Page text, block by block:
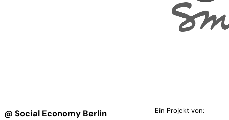
@ Social Economy Berlin
Ein Projekt von: